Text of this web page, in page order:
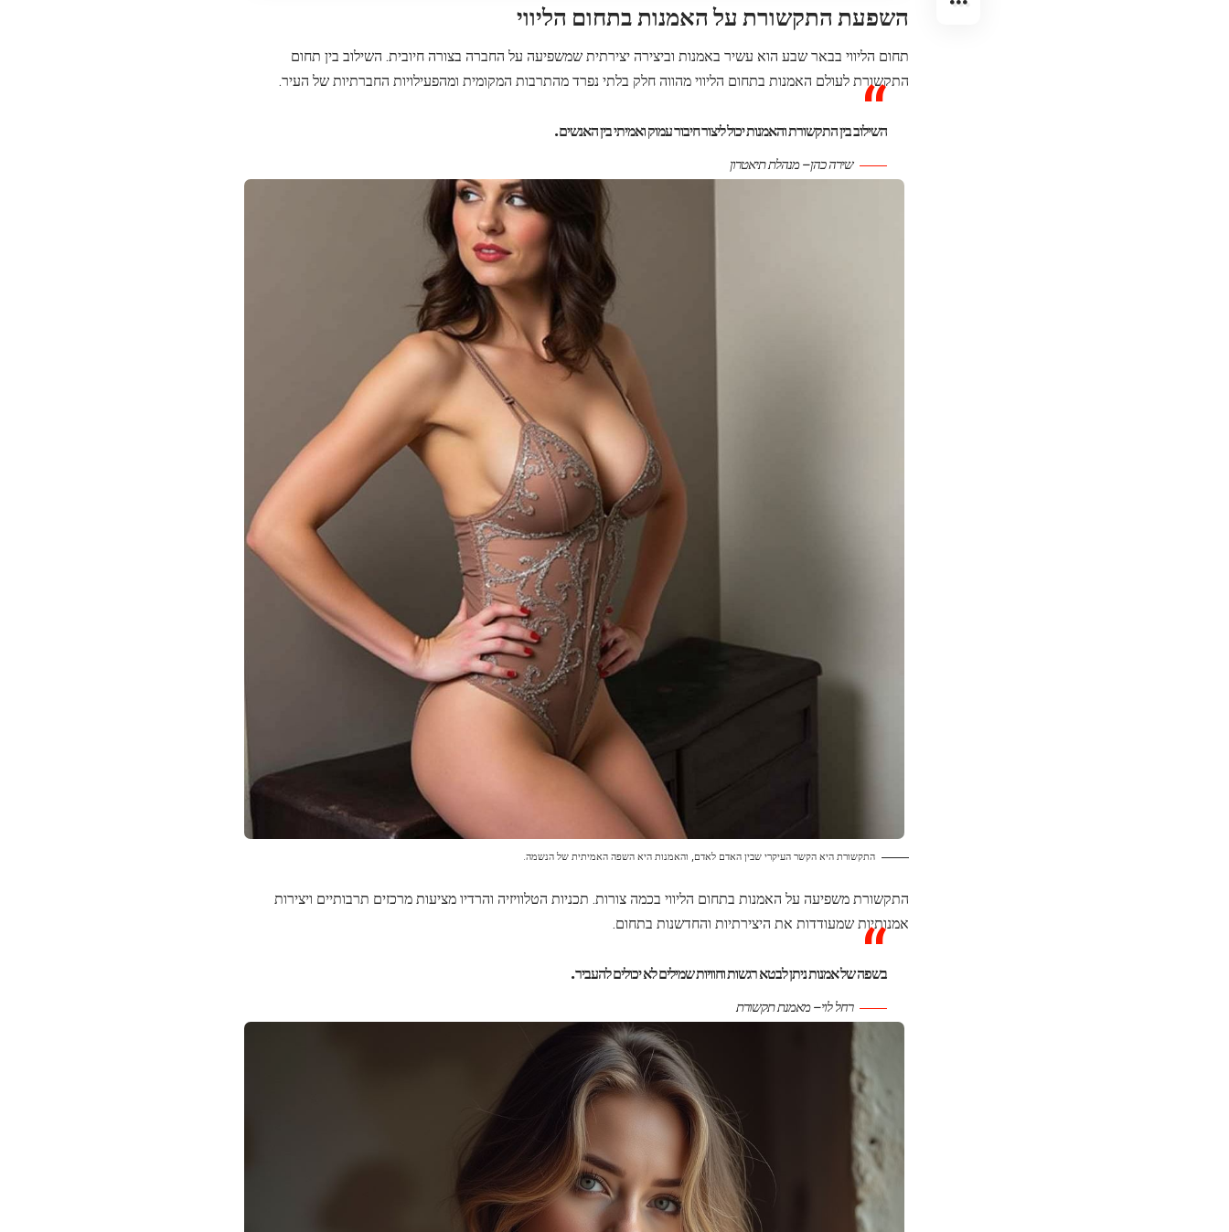
השפעת התקשורת על האמנות בתחום הליווי
תחום הליווי בבאר שבע הוא עשיר באמנות וביצירה יצירתית שמשפיעה על החברה בצורה חיובית. השילוב בין תחום
התקשורת לעולם האמנות בתחום הליווי מהווה חלק בלתי נפרד מהתרבות המקומית ומהפעילויות החברתיות של העיר.
השילוב בין התקשורת והאמנות יכול ליצור חיבור עמוק ואמיתי בין האנשים.
שירה כהן – מנהלת תיאטרון
התקשורת היא הקשר העיקרי שבין האדם לאדם, והאמנות היא השפה האמיתית של הנשמה.
התקשורת משפיעה על האמנות בתחום הליווי בכמה צורות. תכניות הטלוויזיה והרדיו מציעות מרכזים תרבותיים ויצירות
אמנותיות שמעודדות את היצירתיות והחדשנות בתחום.
בשפה של אמנות ניתן לבטא רגשות וחוויות שמילים לא יכולים להעביר.
רחל לוי – מאמנת תקשורת